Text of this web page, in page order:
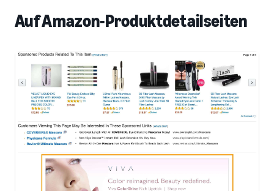
Auf Amazon-Produktdetailseiten